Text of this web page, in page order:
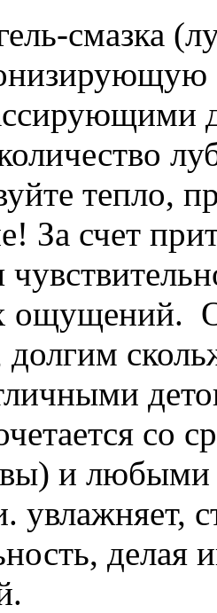
смазка
тепло,
За счет
ощущений.
долгим
со
и
увлажняет,
делая